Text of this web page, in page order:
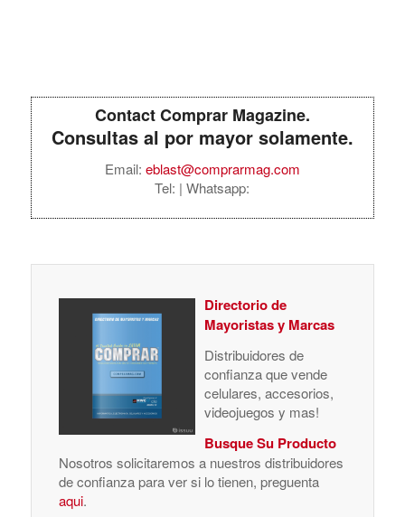
Contact Comprar Magazine.
Consultas al por mayor solamente.
Email: eblast@comprarmag.com
Tel: | Whatsapp:
Directorio de
Mayoristas y Marcas
Distribuidores de
confianza que vende
celulares, accesorios,
videojuegos y mas!
Busque Su Producto
Nosotros solicitaremos a nuestros distribuidores
de confianza para ver si lo tienen, preguenta
aqui.